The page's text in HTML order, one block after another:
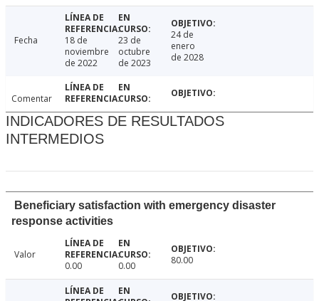
Fecha
18 de
noviembre
de 2022
23 de
octubre
de 2023
24 de
enero
de 2028
Comentar
INDICADORES DE RESULTADOS
INTERMEDIOS
Beneficiary satisfaction with emergency disaster
response activities
Valor
0.00
0.00 80.00